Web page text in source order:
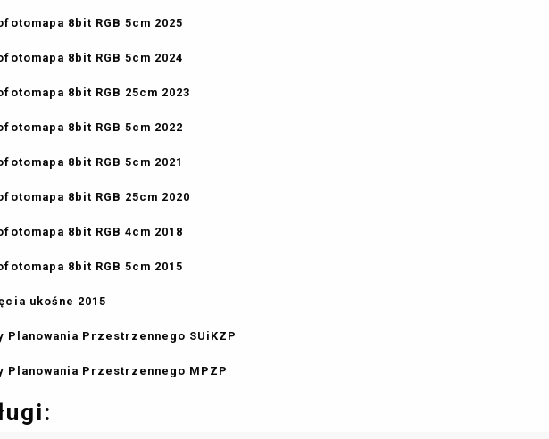
8bit RGB 5cm 2025
8bit RGB 5cm 2024
8bit RGB 25cm 2023
8bit RGB 5cm 2022
8bit RGB 5cm 2021
8bit RGB 25cm 2020
8bit RGB 4cm 2018
8bit RGB 5cm 2015
ukośne 2015
Planowania Przestrzennego SUiKZP
Planowania Przestrzennego MPZP